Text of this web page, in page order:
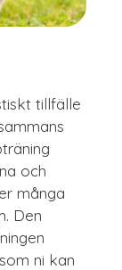
tillfälle
och
många
Den
ni kan